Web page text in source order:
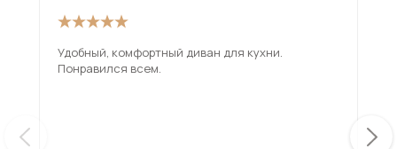
Удобный, комфортный диван для кухни.
Понравился всем.